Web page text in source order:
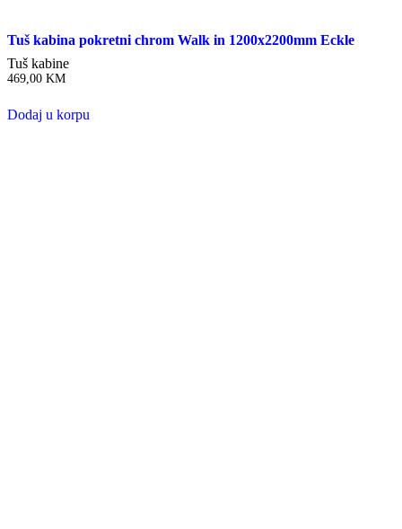
Tuš kabina pokretni chrom Walk in 1200x2200mm Eckle
Tuš kabine
469,00 KM
Dodaj u korpu